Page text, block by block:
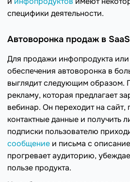
специфики деятельности.
Автоворонка продаж в
Для продажи инфопродукта
обеспечения автоворонка в
выглядит следующим образом.
рекламу, которая предлагает
вебинар. Он переходит на сайт,
контактные данные и получить
подписки пользователю
сообщение и письма с
прогревает аудиторию,
пользе продукта.